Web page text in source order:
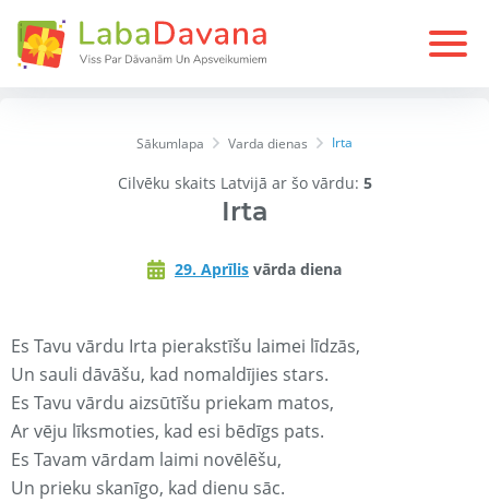
Sākumlapa Varda dienas Irta
Cilvēku skaits Latvijā ar šo vārdu: 5
Irta
29. Aprīlis vārda diena
Es Tavu vārdu Irta pierakstīšu laimei līdzās,
Un sauli dāvāšu, kad nomaldījies stars.
Es Tavu vārdu aizsūtīšu priekam matos,
Ar vēju līksmoties, kad esi bēdīgs pats.
Es Tavam vārdam laimi novēlēšu,
Un prieku skanīgo, kad dienu sāc.